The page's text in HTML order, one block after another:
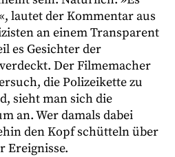
lautet der Kommentar aus
an einem Transparent
es Gesichter der
Der Filmemacher
die Polizeikette zu
sieht man sich die
an. Wer damals dabei
den Kopf schütteln über
Ereignisse.